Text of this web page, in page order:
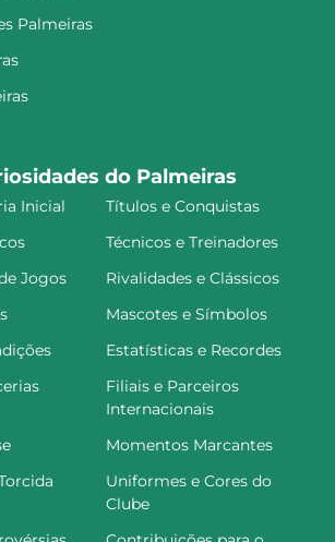
Palmeiras
do Palmeiras
Inicial
Títulos e Conquistas
Técnicos e Treinadores
Jogos
Rivalidades e Clássicos
Mascotes e Símbolos
Estatísticas e Recordes
Filiais e Parceiros
Internacionais
Momentos Marcantes
Uniformes e Cores do
Clube